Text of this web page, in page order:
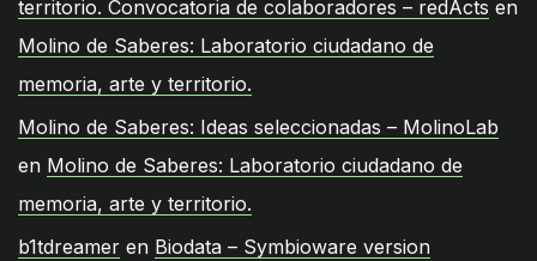
territorio. Convocatoria de colaboradores – redActs en
Molino de Saberes: Laboratorio ciudadano de
memoria, arte y territorio.
Molino de Saberes: Ideas seleccionadas – MolinoLab
en Molino de Saberes: Laboratorio ciudadano de
memoria, arte y territorio.
b1tdreamer en Biodata – Symbioware version